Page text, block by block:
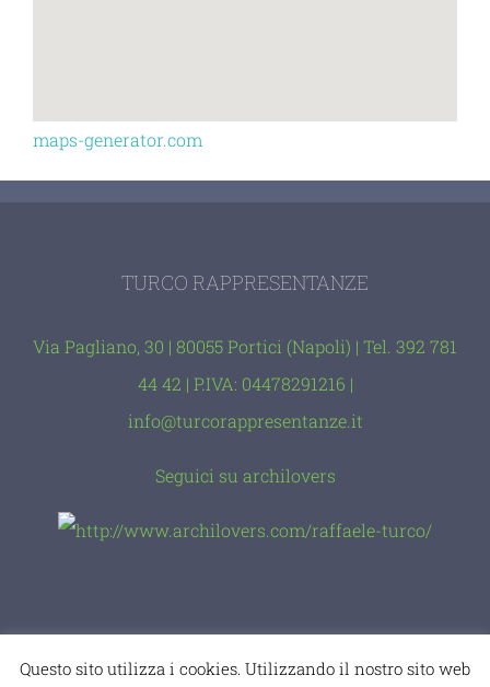
maps-generator.com
TURCO RAPPRESENTANZE
Via Pagliano, 30 | 80055 Portici (Napoli) | Tel. 392 781
44 42 | P.IVA: 04478291216 |
info@turcorappresentanze.it
Seguici su archilovers
Questo sito utilizza i cookies. Utilizzando il nostro sito web